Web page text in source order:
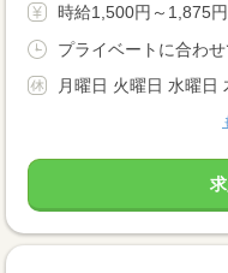
時給1,500円～1,875円
プライベートに合わせ
月曜日 火曜日 水曜日